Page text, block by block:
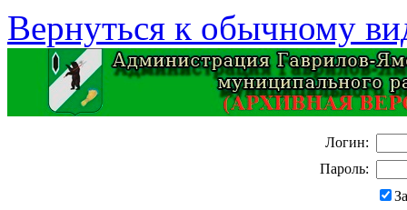
Вернуться к обычному
Логин:
Пароль: